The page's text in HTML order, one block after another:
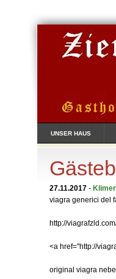
UNSER HAUS
27.11.2017 -
viagra generici del
http://
<a href="http://
original viagra